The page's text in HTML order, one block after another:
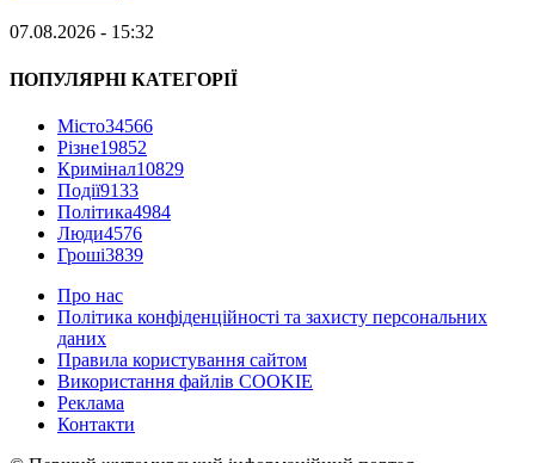
07.08.2026 - 15:32
ПОПУЛЯРНІ КАТЕГОРІЇ
Місто34566
Різне19852
Кримінал10829
Події9133
Політика4984
Люди4576
Гроші3839
Про нас
Політика конфіденційності та захисту персональних
даних
Правила користування сайтом
Використання файлів COOKIE
Реклама
Контакти